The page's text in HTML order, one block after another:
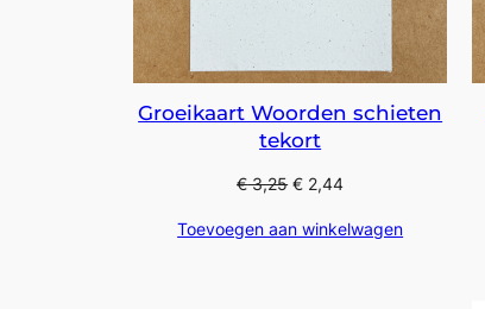
Groeikaart Woorden schieten
tekort
€3,25 € 2,44
Toevoegen aan winkelwagen